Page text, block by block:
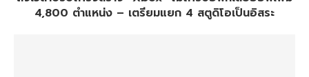
4,800 ตำแหน่ง – เตรียมแยก 4 สตูดิโอเป็นอิสระ